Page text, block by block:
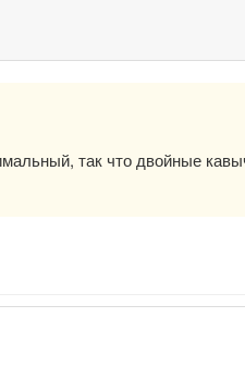
так что двойные